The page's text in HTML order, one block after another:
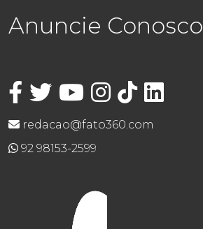
Anuncie Conosco
redacao@fato360.com
92 98153-2599